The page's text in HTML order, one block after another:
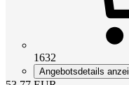
1632
Angebotsdetails